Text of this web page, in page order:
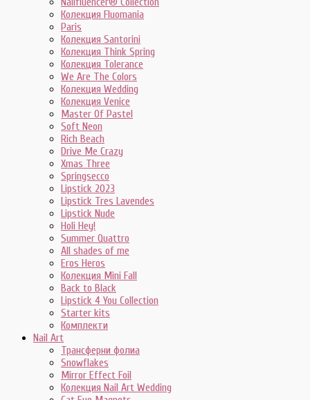
Колекция Fluomania
Paris
Колекция Santorini
Колекция Think Spring
Колекция Tolerance
We Are The Colors
Колекция Wedding
Колекция Venice
Master Of Pastel
Soft Neon
Rich Beach
Drive Me Crazy
Xmas Three
Springsecco
Lipstick 2023
Lipstick Tres Lavendes
Lipstick Nude
Holi Hey!
Summer Quattro
All shades of me
Eros Heros
Колекция Mini Fall
Back to Black
Lipstick 4 You Collection
Starter kits
Комплекти
Nail Art
Трансферни фолиа
Snowflakes
Mirror Effect Foil
Колекция Nail Art Wedding